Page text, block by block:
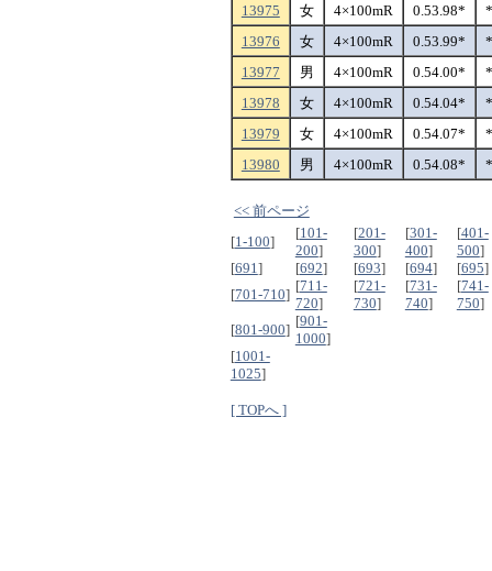
13975
女 4×100mR 0.53.98*
*
13976
女 4×100mR 0.53.99*
*
13977
男 4×100mR 0.54.00*
*
13978
女 4×100mR 0.54.04*
*
13979
女 4×100mR 0.54.07*
*
13980
男 4×100mR 0.54.08* *
<< 前ページ
[1-100]
[101-
200]
[201-
300]
[301-
400]
[401-
500]
[691] [692] [693] [694] [695]
[701-710]
[711-
720]
[721-
730]
[731-
740]
[741-
750]
[801-900]
[901-
1000]
[1001-
1025]
[ TOPへ ]